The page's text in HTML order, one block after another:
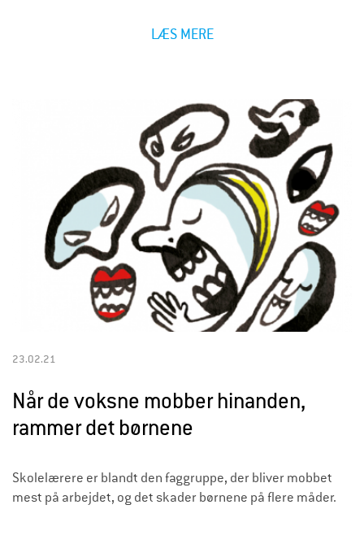
LÆS MERE
23.02.21
Når de voksne mobber hinanden,
rammer det børnene
Skolelærere er blandt den faggruppe, der bliver mobbet
mest på arbejdet, og det skader børnene på flere måder.